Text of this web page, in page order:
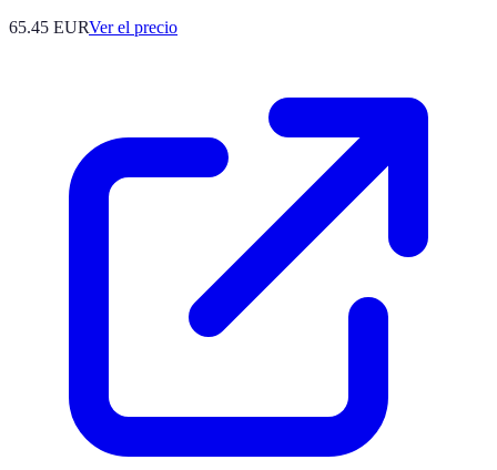
65.45 EURVer el precio